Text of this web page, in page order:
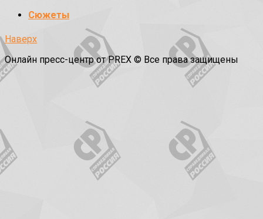
Сюжеты
Наверх
Онлайн пресс-центр от PREX © Все права защищены